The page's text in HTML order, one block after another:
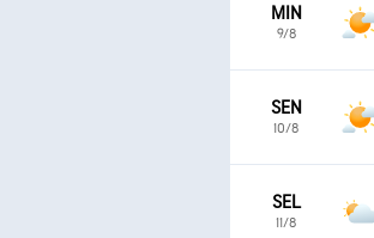
MIN
9/8
SEN
10/8
SEL
11/8